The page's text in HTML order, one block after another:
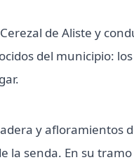
de Aliste y
del municipio:
y afloramientos
senda. En su